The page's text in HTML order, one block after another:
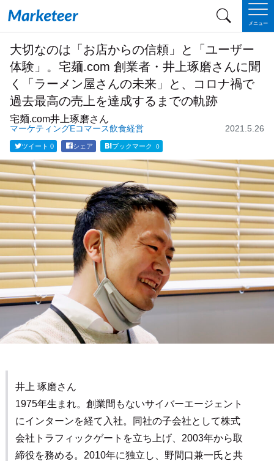
メニュー
大切なのは「お店からの信頼」と「ユーザー
体験」。宅麺.com 創業者・井上琢磨さんに聞
く「ラーメン屋さんの未来」と、コロナ禍で
過去最高の売上を達成するまでの軌跡
宅麺.com井上琢磨さん
マーケティングEコマース飲食経営 2021.5.26
ツイート 0 シェア ブックマーク 0
井上 琢磨さん
1975年生まれ。創業間もないサイバーエージェント
にインターンを経て入社。同社の子会社として株式
会社トラフィックゲートを立ち上げ、2003年から取
締役を務める。2010年に独立し、野間口兼一氏と共